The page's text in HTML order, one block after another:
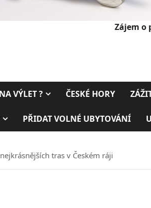
Zájem o
VÝLET ? ČESKÉ HORY
PŘIDAT VOLNÉ UBYTOVÁNÍ
tras v Českém ráji